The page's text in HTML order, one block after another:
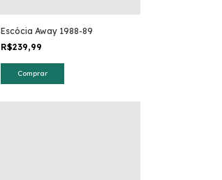
Escócia Away 1988-89
R$239,99
Comprar